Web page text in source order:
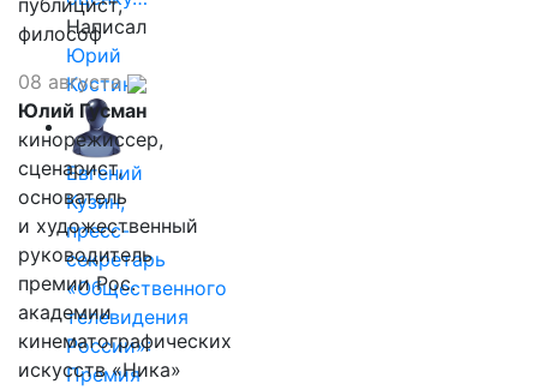
Написал
Юрий
Костин
Евгений
Кузин,
пресс-
секретарь
«Общественного
телевидения
России»:
Премия
публицист,
философ
08 августа
Юлий Гусман
кинорежиссер,
сценарист,
основатель
и художественный
руководитель
премии Рос.
академии
кинематографических
искусств «Ника»